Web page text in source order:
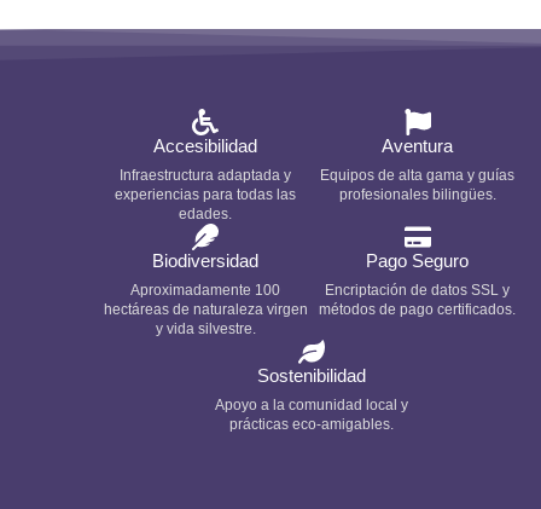
Accesibilidad
Infraestructura adaptada y
experiencias para todas las
edades.
Aventura
Equipos de alta gama y guías
profesionales bilingües.
Biodiversidad
Aproximadamente 100
hectáreas de naturaleza virgen
y vida silvestre.
Pago Seguro
Encriptación de datos SSL y
métodos de pago certificados.
Sostenibilidad
Apoyo a la comunidad local y
prácticas eco-amigables.